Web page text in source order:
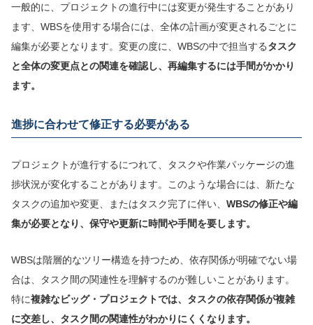
一般的に、プロジェクトの進行中には変更が発生することがあり
ます、WBSを使用する場合には、全体の計画が変更されるごとに
編集が必要となります。変更の度に、WBSの中で担当するタスク
と全体の変更点との関連を確認し、再編集するには手間がかかり
ます。
進捗に合わせて修正する必要がある
プロジェクトが進行するにつれて、タスクや作業パッケージの進
捗状況が変化することがあります。このような場合には、新たな
タスクの追加や変更、またはタスク完了に伴い、 WBSの修正や編
集が必要となり、保守や更新に時間や手間を要します。
WBSは階層的なツリー構造を持つため、依存関係が明確でない場
合は、タスク間の関連性を理解するのが難しいことがあります。
特に複雑なビッグ・プロジェクトでは、タスクの依存関係が複雑
に交差し、タスク間の関連性がわかりにくくなります。